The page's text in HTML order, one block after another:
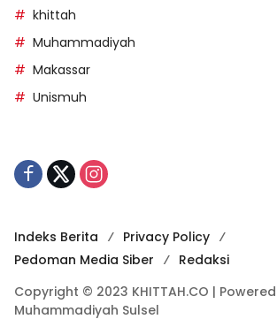
khittah
Muhammadiyah
Makassar
Unismuh
Indeks Berita
Privacy Policy
Pedoman Media Siber
Redaksi
Copyright © 2023 KHITTAH.CO | Powered
Muhammadiyah Sulsel